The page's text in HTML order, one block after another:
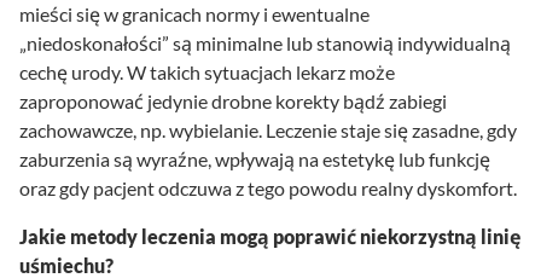
mieści się w granicach normy i ewentualne
„niedoskonałości” są minimalne lub stanowią indywidualną
cechę urody. W takich sytuacjach lekarz może
zaproponować jedynie drobne korekty bądź zabiegi
zachowawcze, np. wybielanie. Leczenie staje się zasadne, gdy
zaburzenia są wyraźne, wpływają na estetykę lub funkcję
oraz gdy pacjent odczuwa z tego powodu realny dyskomfort.
Jakie metody leczenia mogą poprawić niekorzystną linię
uśmiechu?